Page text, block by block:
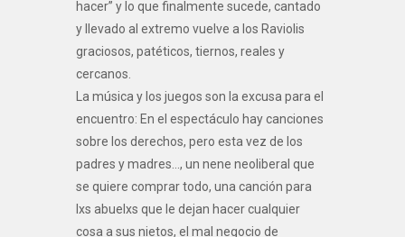
hacer” y lo que finalmente sucede, cantado
y llevado al extremo vuelve a los Raviolis
graciosos, patéticos, tiernos, reales y
cercanos.
La música y los juegos son la excusa para el
encuentro: En el espectáculo hay canciones
sobre los derechos, pero esta vez de los
padres y madres…, un nene neoliberal que
se quiere comprar todo, una canción para
lxs abuelxs que le dejan hacer cualquier
cosa a sus nietos, el mal negocio de